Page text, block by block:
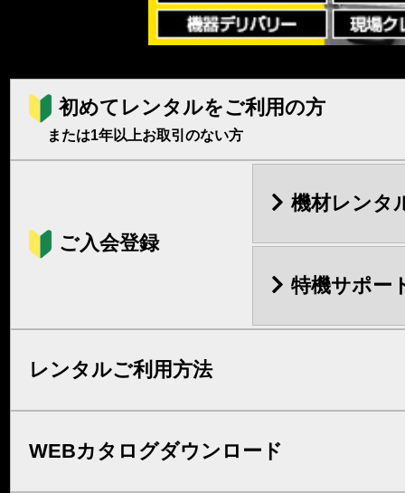
初めてレンタルをご利用の方
または1年以上お取引のない方
ご入会登録
機材レンタ
特機サポー
レンタルご利用方法
WEBカタログダウンロード